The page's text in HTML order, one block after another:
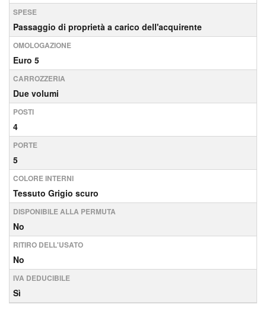
SPESE
Passaggio di proprietà a carico dell'acquirente
OMOLOGAZIONE
Euro 5
CARROZZERIA
Due volumi
POSTI
4
PORTE
5
COLORE INTERNI
Tessuto Grigio scuro
DISPONIBILE ALLA PERMUTA
No
RITIRO DELL'USATO
No
IVA DEDUCIBILE
Sì